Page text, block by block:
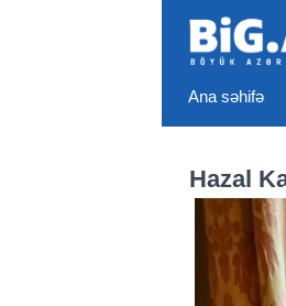
Ana səhifə
Hazal